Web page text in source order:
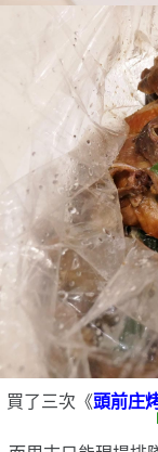
買了三次《頭前庄